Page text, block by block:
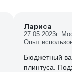
Лариса
27.05.2023г.
Опыт
Бюджетный
плинтуса.